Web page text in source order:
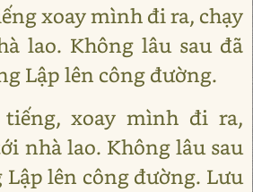
xoay mình đi ra, chạy
lao. Không lâu sau đã
Lập lên công đường.
xoay mình đi ra,
nhà lao. Không lâu sau
lên công đường. Lưu